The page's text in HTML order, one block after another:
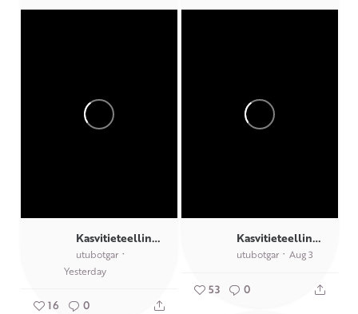
Kasvitieteellinen puutarha TY
utubotgar
Yesterday
16 0
Kasvitieteellinen puutarha TY
utubotgar Aug 3
53 0